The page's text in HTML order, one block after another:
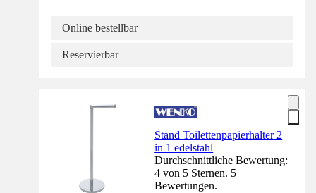
Online bestellbar
Reservierbar
Stand Toilettenpapierhalter 2
in 1 edelstahl
Durchschnittliche Bewertung:
4 von 5 Sternen. 5
Bewertungen.